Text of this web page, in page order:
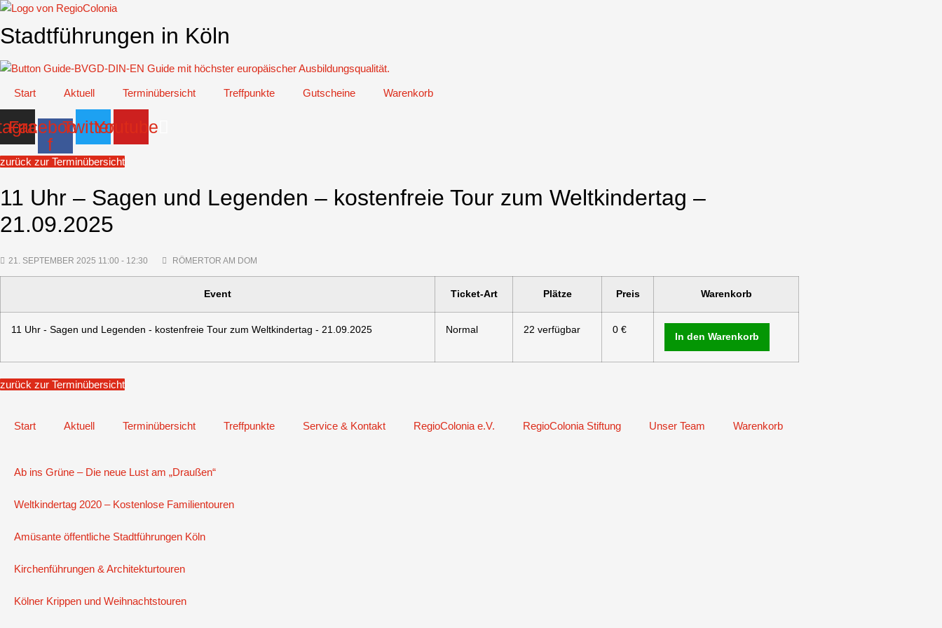
Zum
springen
Stadtführungen in Köln
Start Aktuell Terminübersicht Treffpunkte Gutscheine Warenkorb
Facebook-
f
TwitterYoutube
zurück zur Terminübersicht
11 Uhr – Sagen und Legenden – kostenfreie Tour zum Weltkindertag –
21.09.2025
21. SEPTEMBER 2025 11:00 - 12:30 RÖMERTOR AM DOM
Event Ticket-Art Plätze Preis Warenkorb
11 Uhr - Sagen und Legenden - kostenfreie Tour zum Weltkindertag - 21.09.2025 Normal 22 verfügbar 0 €
In den Warenkorb
zurück zur Terminübersicht
Start Aktuell Terminübersicht Treffpunkte Service & Kontakt RegioColonia e.V. RegioColonia Stiftung Unser Team Warenkorb
Ab ins Grüne – Die neue Lust am „Draußen“
Weltkindertag 2020 – Kostenlose Familientouren
Amüsante öffentliche Stadtführungen Köln
Kirchenführungen & Architekturtouren
Kölner Krippen und Weihnachtstouren